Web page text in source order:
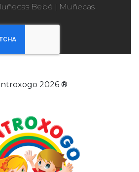
Bebé | Muñecas
2026 ®